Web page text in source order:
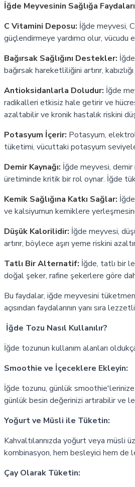
İğde Meyvesinin Sağlığa Faydaları
C Vitamini Deposu: İğde meyvesi,
güçlendirmeye yardımcı olur, vücudu
Bağırsak Sağlığını Destekler:
bağırsak hareketliliğini artırır,
Antioksidanlarla Doludur: İğde
radikalleri etkisiz hale getirir ve
azaltabilir ve kronik hastalık riskini
Potasyum İçerir: Potasyum,
tüketimi, vücuttaki potasyum
Demir Kaynağı: İğde meyvesi, demir
üretiminde kritik bir rol oynar. İğde
Kemik Sağlığına Katkı Sağlar:
ve kalsiyumun kemiklere
Düşük Kalorilidir: İğde meyvesi,
artırır, böylece aşırı yeme riskini
Tatlı Bir Alternatif: İğde, tatlı bir
doğal şeker, rafine şekerlere göre
Bu faydalar, iğde meyvesini
açısından faydalarının yanı sıra
İğde Tozu Nasıl Kullanılır?
İğde tozunun kullanım alanları
Smoothie ve İçeceklere Ekleyin:
İğde tozunu, günlük
günlük besin değerinizi artırabilir ve
Yoğurt ve Müsli ile Tüketin:
Kahvaltılarınızda yoğurt veya müsli
kombinasyon, hem besleyici hem de
Çay Olarak Tüketin: